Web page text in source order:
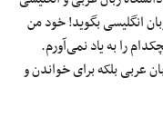
انگلیسی بگوید! خود من
را به یاد نمی‌آورم.
عربی بلکه برای خواندن و